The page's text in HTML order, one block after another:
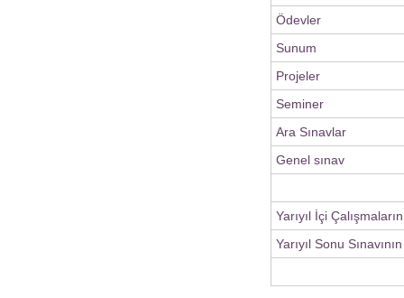
Ödevler
Sunum
Projeler
Seminer
Ara Sınavlar
Genel sınav
Yarıyıl İçi
Yarıyıl Sonu